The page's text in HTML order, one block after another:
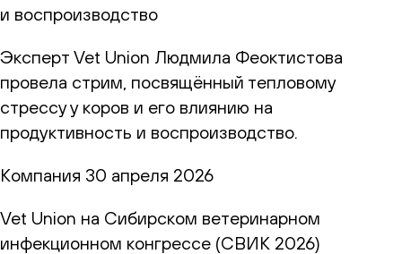
и воспроизводство
Эксперт Vet Union Людмила Феоктистова
провела стрим, посвящённый тепловому
стрессу у коров и его влиянию на
продуктивность и воспроизводство.
Компания 30 апреля 2026
Vet Union на Сибирском ветеринарном
инфекционном конгрессе (СВИК 2026)